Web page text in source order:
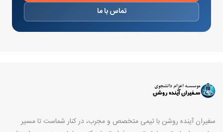
تماس با ما
سفیران آینده روشن با تیمی متخصص و مجرب، در کنار شماست تا مسیر